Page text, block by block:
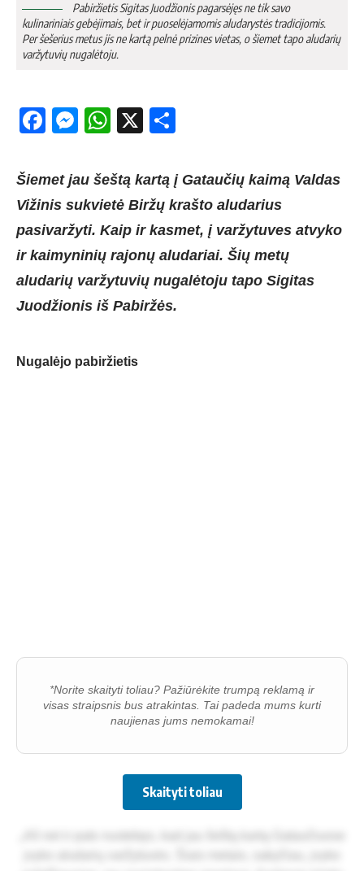
Pabiržietis Sigitas Juodžionis pagarsėjęs ne tik savo
kulinariniais gebėjimais, bet ir puoselėjamomis aludarystės tradicijomis.
Per šešerius metus jis ne kartą pelnė prizines vietas, o šiemet tapo aludarių
varžytuvių nugalėtoju.
Facebook
Messenger
WhatsApp
X
Šiemet jau šeštą kartą į Gataučių kaimą Valdas
Vižinis sukvietė Biržų krašto aludarius
pasivaržyti. Kaip ir kasmet, į varžytuves atvyko
ir kaimyninių rajonų aludariai. Šių metų
aludarių varžytuvių nugalėtoju tapo Sigitas
Juodžionis iš Pabiržės.
Nugalėjo pabiržietis
*Norite skaityti toliau? Pažiūrėkite trumpą reklamą ir
visas straipsnis bus atrakintas. Tai padeda mums kurti
naujienas jums nemokamai!
Skaityti toliau